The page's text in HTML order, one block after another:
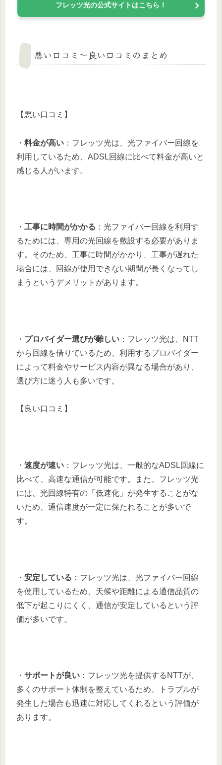
フレッツ光の公式サイトはこちら！
悪い口コミ〜良い口コミのまとめ
【悪い口コミ】
・ 料金が高い ：フレッツ光は、光ファイバー回線を
利用しているため、ADSL回線に比べて料金が高いと
感じる人がいます。
・ 工事に時間がかかる ：光ファイバー回線を利用す
るためには、専用の光回線を敷設する必要がありま
す。そのため、工事に時間がかかり、工事が遅れた
場合には、回線が使用できない期間が長くなってし
まうというデメリットがあります。
・ プロバイダー選びが難しい ：フレッツ光は、NTT
から回線を借りているため、利用するプロバイダー
によって料金やサービス内容が異なる場合があり、
選び方に迷う人も多いです。
【良い口コミ】
・ 速度が速い ：フレッツ光は、一般的なADSL回線に
比べて、高速な通信が可能です。また、フレッツ光
には、光回線特有の「低速化」が発生することがな
いため、通信速度が一定に保たれることが多いで
す。
・ 安定している ：フレッツ光は、光ファイバー回線
を使用しているため、天候や距離による通信品質の
低下が起こりにくく、通信が安定しているという評
価が多いです。
・ サポートが良い ：フレッツ光を提供するNTTが、
多くのサポート体制を整えているため、トラブルが
発生した場合も迅速に対応してくれるという評価が
あります。